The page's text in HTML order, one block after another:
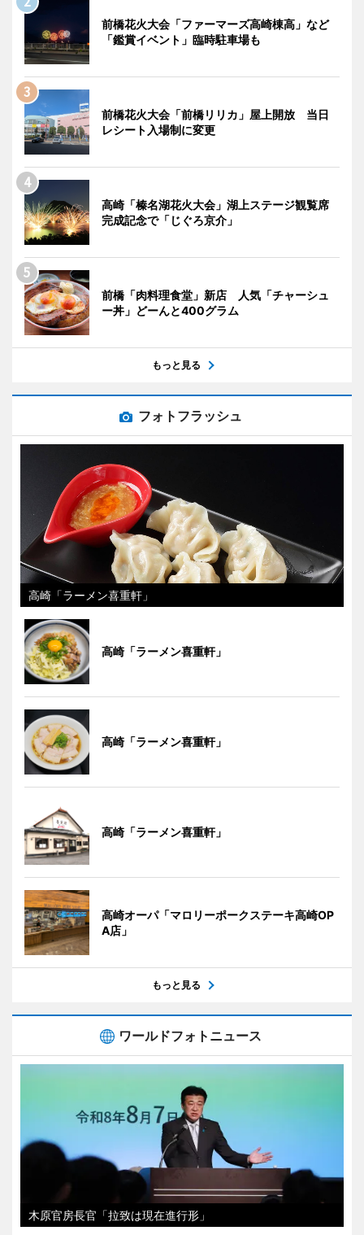
前橋花火大会「ファーマーズ高崎棟高」など
「鑑賞イベント」臨時駐車場も
前橋花火大会「前橋リリカ」屋上開放 当日
レシート入場制に変更
高崎「榛名湖花火大会」湖上ステージ観覧席
完成記念で「じぐろ京介」
前橋「肉料理食堂」新店 人気「チャーシュ
ー丼」どーんと400グラム
もっと見る
フォトフラッシュ
高崎「ラーメン喜重軒」
高崎「ラーメン喜重軒」
高崎「ラーメン喜重軒」
高崎「ラーメン喜重軒」
高崎オーパ「マロリーポークステーキ高崎OP
A店」
もっと見る
ワールドフォトニュース
木原官房長官「拉致は現在進行形」